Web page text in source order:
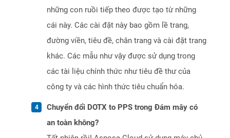
những con ruồi tiếp theo được tạo từ những
cái này. Các cài đặt này bao gồm lề trang,
đường viền, tiêu đề, chân trang và cài đặt trang
khác. Các mẫu như vậy được sử dụng trong
các tài liệu chính thức như tiêu đề thư của
công ty và các hình thức tiêu chuẩn hóa.
Chuyển đổi DOTX to PPS trong Đám mây có
an toàn không?